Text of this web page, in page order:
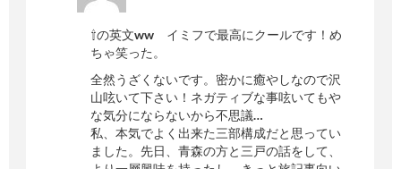
⇧の英文ww イミフで最高にクールです！め
ちゃ笑った。
全然うざくないです。密かに癒やしなので沢
山呟いて下さい！ネガティブな事呟いてもや
な気分にならないから不思議…
私、本気でよく出来た三部構成だと思ってい
ました。先日、青森の方と三戸の話をして、